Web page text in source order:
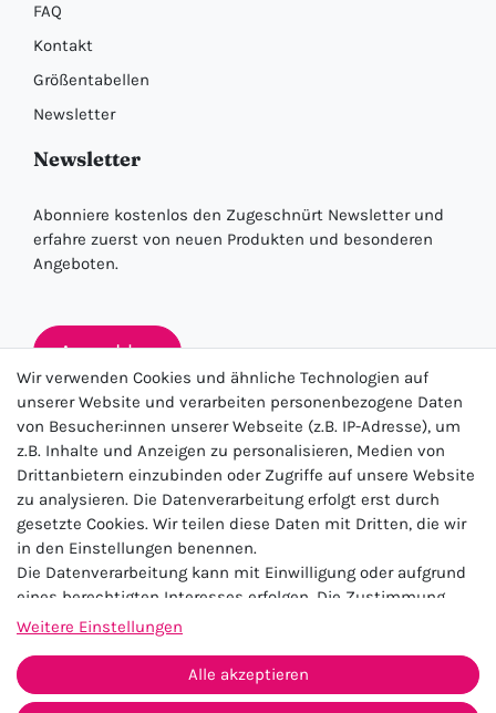
FAQ
Kontakt
Größentabellen
Newsletter
Newsletter
Abonniere kostenlos den Zugeschnürt Newsletter und
erfahre zuerst von neuen Produkten und besonderen
Angeboten.
Anmelden
★★★★★
4.5 / 5.0 (23.143)
Impressum Daten­schutz­erklärung
AGB
Widerrufs­recht
Kontakt
Wir verwenden Cookies und ähnliche Technologien auf
unserer Website und verarbeiten personenbezogene Daten
von Besucher:innen unserer Webseite (z.B. IP-Adresse), um
z.B. Inhalte und Anzeigen zu personalisieren, Medien von
Drittanbietern einzubinden oder Zugriffe auf unsere Website
zu analysieren. Die Datenverarbeitung erfolgt erst durch
gesetzte Cookies. Wir teilen diese Daten mit Dritten, die wir
in den Einstellungen benennen.
Die Datenverarbeitung kann mit Einwilligung oder aufgrund
eines berechtigten Interesses erfolgen. Die Zustimmung
kann erteilt oder abgelehnt werden. Es besteht das Recht,
Zeitpunkt zu ändern oder zu widerrufen. Beachten Sie unser
Impressumund weitere Hinweise zur Verwendung
Weitere Einstellungen
Alle akzeptieren